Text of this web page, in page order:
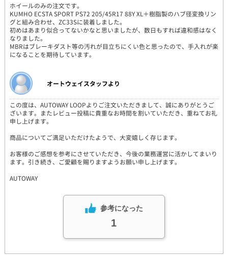
ホイールのみの注文です。
KUMHO ECSTA SPORT PS72 205/45R17 88Y XL＋樹脂製のハブ径変換リン
グと組み合わせ、ZC33Sに装着しました。
初めはあまり似合ってないかなと思いましたが、数日もすれば違和感はなく
なりました。
MBRはブレーキダスト等の汚れが目立ちにくい色と思ったので、手入れが楽
になることを期待しています。
オートウェイスタッフより
この度は、AUTOWAY LOOPよりご注文いただきまして、誠にありがとうご
ざいます。またレビュー投稿に貴重なお時間を割いていただき、重ねてお礼
申し上げます。
商品についてご満足いただけたようで、大変嬉しく存じます。
お客様のご感想を参考にさせていただき、今後の業務運営に活かしてまいり
ます。引き続き、ご愛顧を賜りますようお願い申し上げます。
AUTOWAY
参考になった
1